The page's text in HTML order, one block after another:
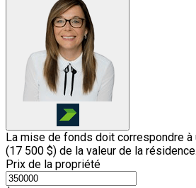
La mise de fonds doit correspondre à
(17 500 $) de la valeur de la résidence.
Prix de la propriété